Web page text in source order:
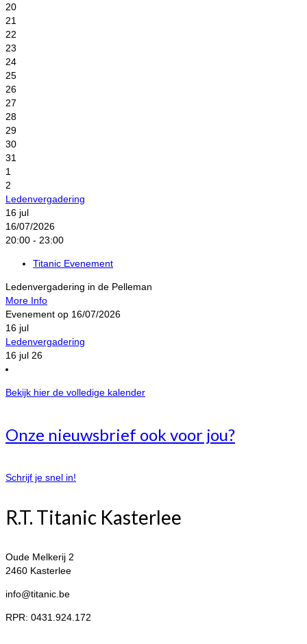
20
21
22
23
24
25
26
27
28
29
30
31
1
2
Ledenvergadering
16 jul
16/07/2026
20:00 - 23:00
Titanic Evenement
Ledenvergadering in de Pelleman
More Info
Evenement op 16/07/2026
16 jul
Ledenvergadering
16 jul 26
Bekijk hier de volledige kalender
Onze nieuwsbrief ook voor jou?
Schrijf je snel in!
R.T. Titanic Kasterlee
Oude Melkerij 2
2460 Kasterlee
info@titanic.be
RPR: 0431.924.172